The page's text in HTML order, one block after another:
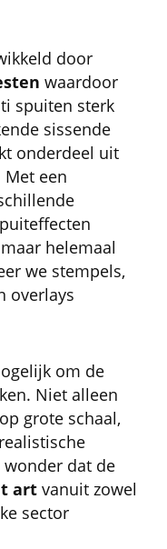
door
waardoor
spuiten sterk
sissende
onderdeel uit
een
helemaal
we stempels,
overlays
om de
Niet alleen
grote schaal,
dat de
artvanuit zowel
sector